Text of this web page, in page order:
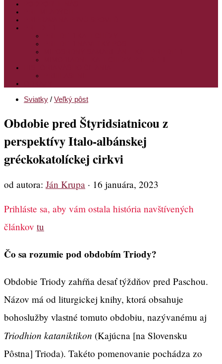
Sviatky / Veľký pôst
Obdobie pred Štyridsiatnicou z
perspektívy Italo-albánskej
gréckokatolíckej cirkvi
od autora: Ján Krupa · 16 januára, 2023
Prihláste sa, aby vám ostala história navštívených
článkov tu
Čo sa rozumie pod obdobím Triody?
Obdobie Triody zahŕňa desať týždňov pred Paschou.
Názov má od liturgickej knihy, ktorá obsahuje
bohoslužby vlastné tomuto obdobiu, nazývanému aj
Triodhion kataniktikon (Kajúcna [na Slovensku
Pôstna] Trioda). Takéto pomenovanie pochádza zo